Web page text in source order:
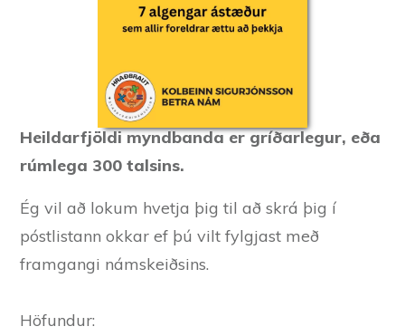
Heildarfjöldi myndbanda er gríðarlegur, eða
rúmlega 300 talsins.
Ég vil að lokum hvetja þig til að skrá þig í
póstlistann okkar ef þú vilt fylgjast með
framgangi námskeiðsins.
Höfundur: